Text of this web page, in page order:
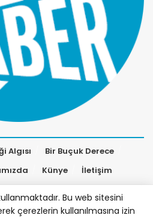
Algısı
Bir Buçuk Derece
Künye İletişim
Bu web sitesini
çerezlerin kullanılmasına izin